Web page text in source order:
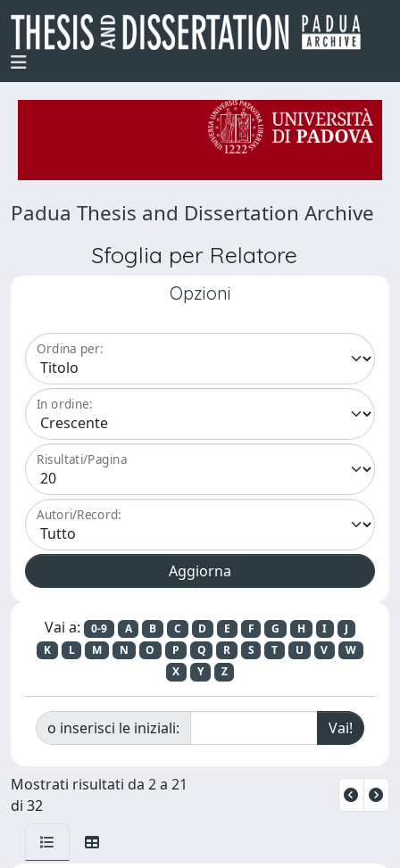
Padua Thesis and Dissertation Archive
Sfoglia per Relatore
Opzioni
Ordina per:
In ordine:
Risultati/Pagina
Autori/Record:
Vai a: 0-9 A B C D E F G H I
J
K
L M N O P Q R S T U V
W
X
Y Z
o inserisci le iniziali:
Mostrati risultati da 2 a 21
di 32